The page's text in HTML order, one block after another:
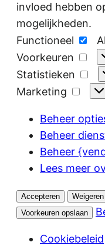
invloed hebben
mogelijkheden.
Functioneel
Voorkeuren
Statistieken
Marketing
Beheer
Beheer
Beheer
Lees meer
Accepteren Weigeren
Voorkeuren opslaan
Cookiebeleid